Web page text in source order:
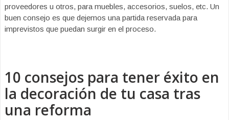
proveedores u otros, para muebles, accesorios, suelos, etc. Un
buen consejo es que dejemos una partida reservada para
imprevistos que puedan surgir en el proceso.
10 consejos para tener éxito en
la decoración de tu casa tras
una reforma